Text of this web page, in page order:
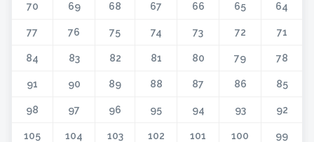
64
65
66
67
68
69
70
71
72
73
74
75
76
77
78
79
80
81
82
83
84
85
86
87
88
89
90
91
92
93
94
95
96
97
98
99
100
101
102
103
104
105